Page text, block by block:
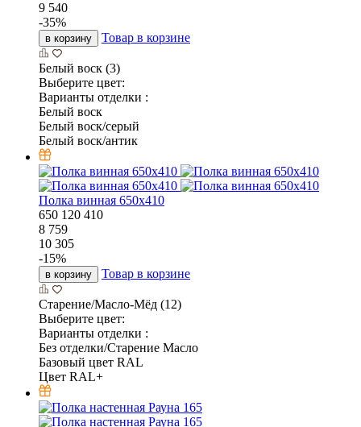
9 540
-35%
в корзину Товар в корзине
Белый воск (3)
Выберите цвет:
Варианты отделки :
Белый воск
Белый воск/серый
Белый воск/антик
Полка винная 650х410
650 120 410
8 759
10 305
-15%
в корзину Товар в корзине
Старение/Масло-Мёд (12)
Выберите цвет:
Варианты отделки :
Без отделки/Старение Масло
Базовый цвет RAL
Цвет RAL+